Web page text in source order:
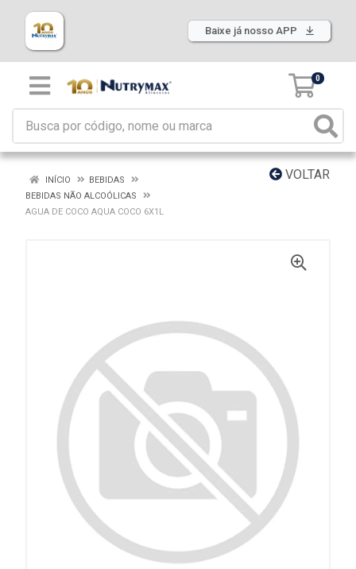
Baixe já nosso APP
0
VOLTAR
INÍCIO
BEBIDAS
BEBIDAS NÃO ALCOÓLICAS
AGUA DE COCO AQUA COCO 6X1L